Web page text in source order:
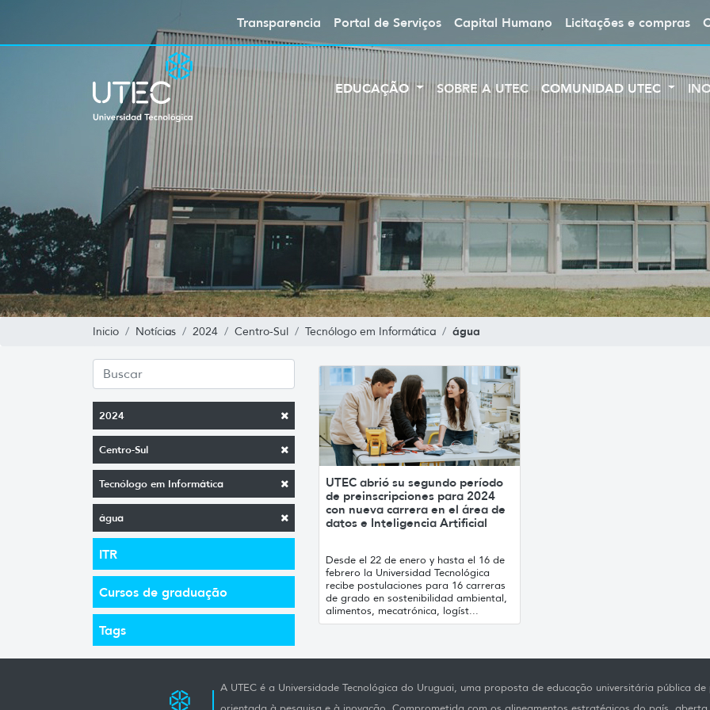
Transparencia Portal de Serviços Capital Humano Licitações e compras
EDUCAÇÃO SOBRE A UTEC COMUNIDAD UTEC
Inicio Notícias 2024 Centro-Sul Tecnólogo em Informática água
2024
Centro-Sul
Tecnólogo em Informática
água
ITR
Cursos de graduação
Tags
UTEC abrió su segundo período
de preinscripciones para 2024
con nueva carrera en el área de
datos e Inteligencia Artificial
Desde el 22 de enero y hasta el 16 de
febrero la Universidad Tecnológica
recibe postulaciones para 16 carreras
de grado en sostenibilidad ambiental,
alimentos, mecatrónica, logíst...
A UTEC é a Universidade Tecnológica do Uruguai, uma proposta de educação universitária pública